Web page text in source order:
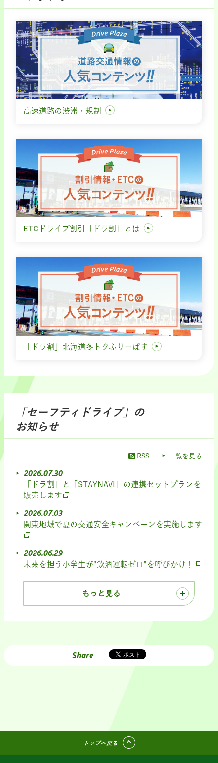
高速道路の渋滞・規制
ETCドライブ割引「ドラ割」とは
「ドラ割」北海道冬トクふりーぱす
「セーフティドライブ」の
お知らせ
RSS 一覧を見る
2026.07.30
「ドラ割」と「STAYNAVI」の連携セットプランを
販売します
2026.07.03
関東地域で夏の交通安全キャンペーンを実施します
2026.06.29
未来を担う小学生が"飲酒運転ゼロ"を呼びかけ！
もっと見る
Share
トップへ戻る